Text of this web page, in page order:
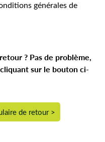
générales de
? Pas de problème,
sur le bouton ci-
de retour >